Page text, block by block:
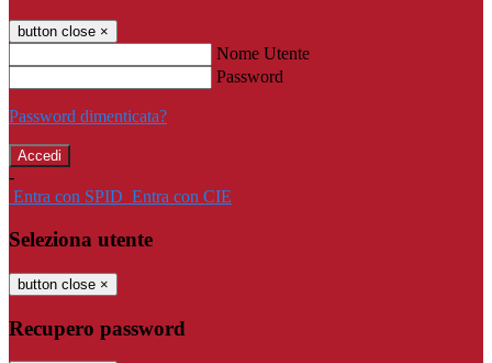
button close ×
Nome Utente
Password
Password dimenticata?
-
Entra con SPID Entra con CIE
Seleziona utente
button close ×
Recupero password